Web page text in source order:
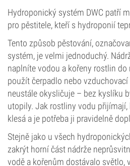
Hydroponický systém DWC patří
pro pěstitele, kteří s hydroponií
Tento způsob pěstování,
systém, je velmi jednoduchý.
naplníte vodou a kořeny rostlin
použít čerpadlo nebo
neustále okysličuje – bez kyslíku
utopily. Jak rostliny vodu přijímají,
klesá a je potřeba ji pravidelně
Stejně jako u všech
zakrýt horní část nádrže
vodě a kořenům dostávalo světlo,